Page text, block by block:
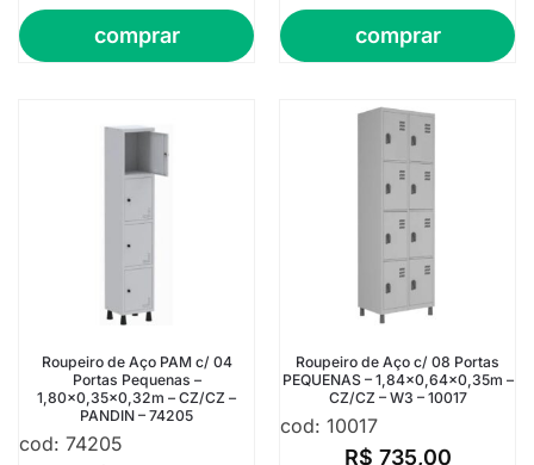
comprar comprar
Roupeiro de Aço PAM c/ 04
Portas Pequenas –
1,80×0,35×0,32m – CZ/CZ –
PANDIN – 74205
cod: 74205
Roupeiro de Aço c/ 08 Portas
PEQUENAS – 1,84×0,64×0,35m –
CZ/CZ – W3 – 10017
cod: 10017
R$ 735,00